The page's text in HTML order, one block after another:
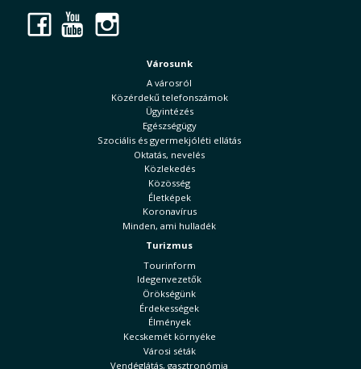
Facebook
YouTube
Városunk
A városról
Közérdekű telefonszámok
Ügyintézés
Egészségügy
Szociális és gyermekjóléti ellátás
Oktatás, nevelés
Közlekedés
Közösség
Életképek
Koronavírus
Minden, ami hulladék
Turizmus
Tourinform
Idegenvezetők
Örökségünk
Érdekességek
Élmények
Kecskemét környéke
Városi séták
Vendéglátás, gasztronómia